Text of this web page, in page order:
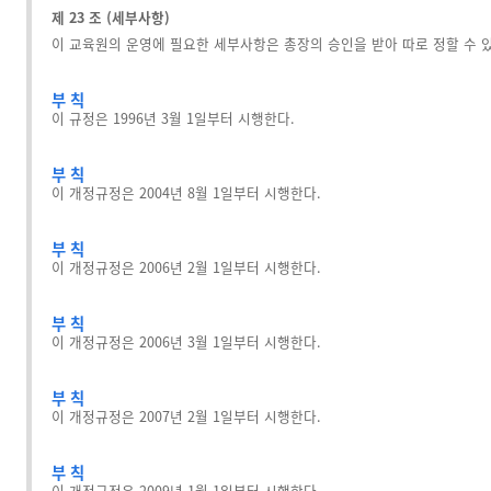
제 23 조 (세부사항)
이 교육원의 운영에 필요한 세부사항은 총장의 승인을 받아 따로 정할 수
부 칙
이 규정은 1996년 3월 1일부터 시행한다.
부 칙
이 개정규정은 2004년 8월 1일부터 시행한다.
부 칙
이 개정규정은 2006년 2월 1일부터 시행한다.
부 칙
이 개정규정은 2006년 3월 1일부터 시행한다.
부 칙
이 개정규정은 2007년 2월 1일부터 시행한다.
부 칙